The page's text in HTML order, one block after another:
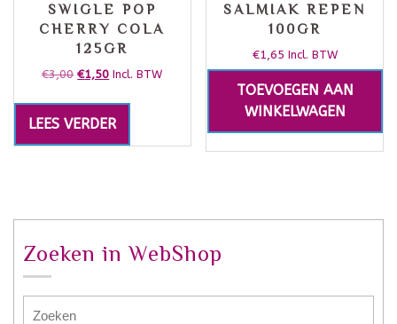
SWIGLE POP
CHERRY COLA
125GR
€3,00 €1,50 Incl. BTW
LEES VERDER
SALMIAK REPEN
100GR
€1,65 Incl. BTW
TOEVOEGEN AAN
WINKELWAGEN
Zoeken in WebShop